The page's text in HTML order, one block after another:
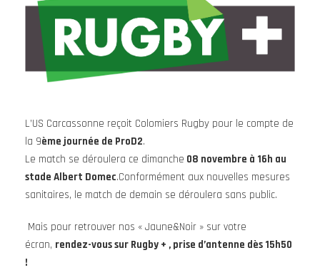
L’US Carcassonne reçoit Colomiers Rugby pour le compte de
la 9ème journée de ProD2.
Le match se déroulera ce dimanche 08 novembre à 16h au
stade Albert Domec.Conformément aux nouvelles mesures
sanitaires, le match de demain se déroulera sans public.
Mais pour retrouver nos « Jaune&Noir » sur votre
écran, rendez-vous sur Rugby + , prise d’antenne dès 15h50
!